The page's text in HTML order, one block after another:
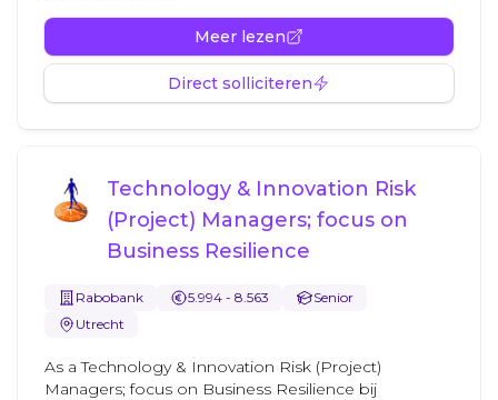
Meer lezen
Direct solliciteren
Technology & Innovation Risk
(Project) Managers; focus on
Business Resilience
Rabobank 5.994 - 8.563
Senior
Utrecht
As a Technology & Innovation Risk (Project)
Managers; focus on Business Resilience bij